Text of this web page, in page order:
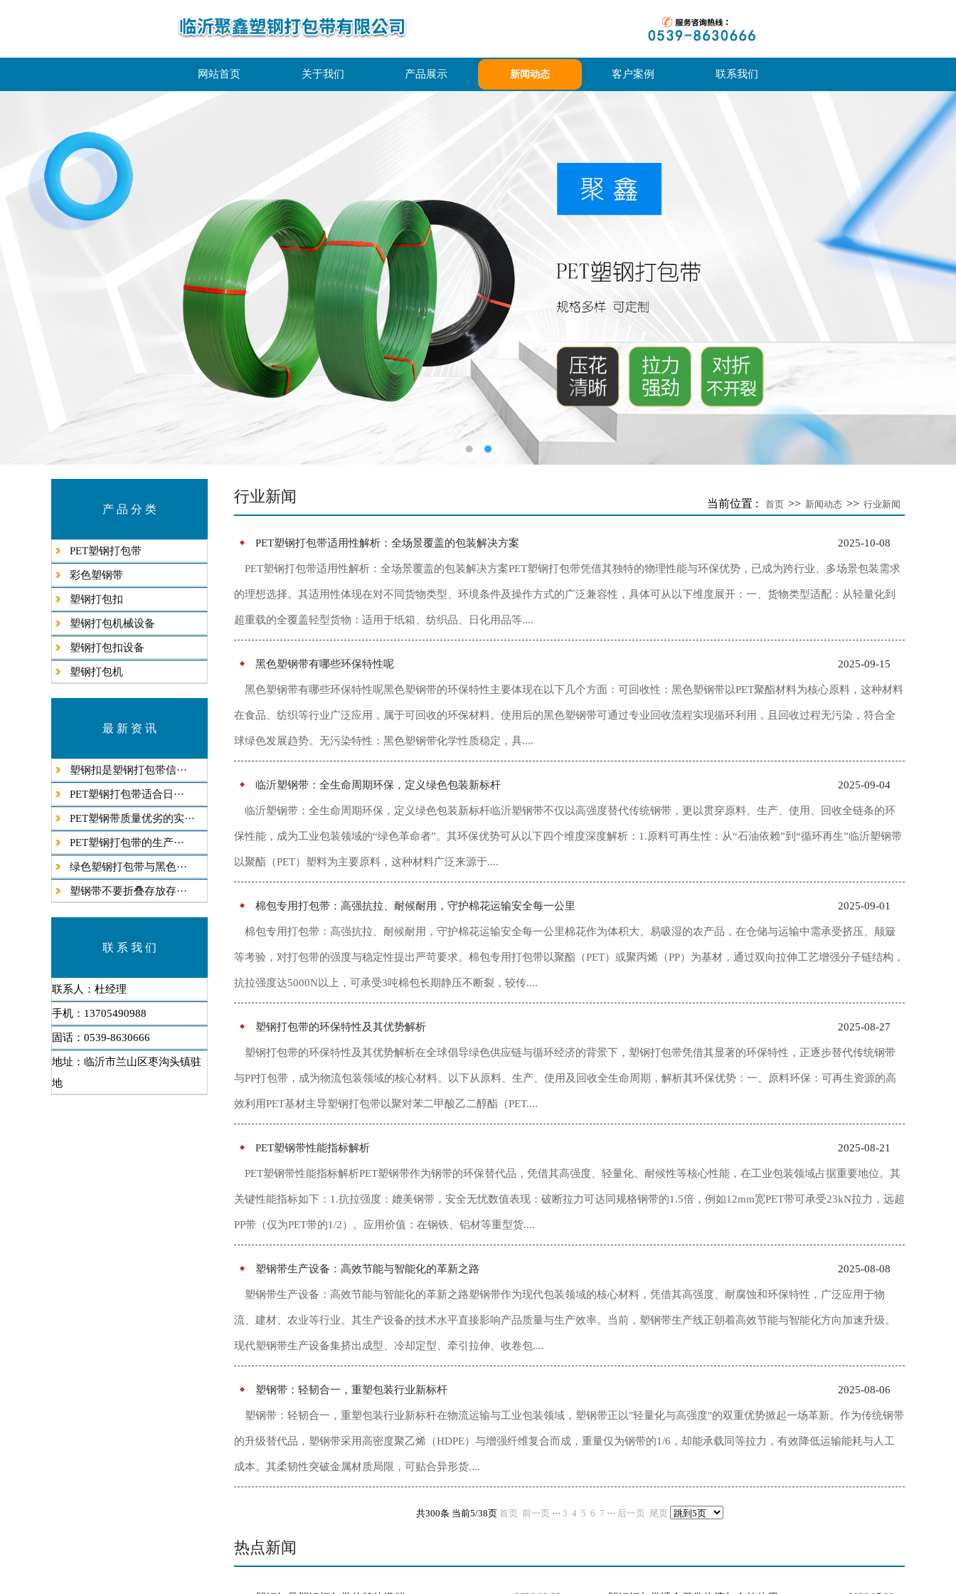
网站首页 关于我们 产品展示 新闻动态 客户案例 联系我们
产 品 分 类
PET塑钢打包带
彩色塑钢带
塑钢打包扣
塑钢打包机械设备
塑钢打包扣设备
塑钢打包机
最 新 资 讯
塑钢扣是塑钢打包带信···
​PET塑钢打包带适合日···
PET塑钢带质量优劣的实···
​PET塑钢打包带的生产···
绿色塑钢打包带与黑色···
塑钢带不要折叠存放存···
联 系 我 们
联系人：杜经理
手机：13705490988
固话：0539-8630666
地址：临沂市兰山区枣沟头镇驻
地
行业新闻 当前位置 : 首页 >> 新闻动态 >> 行业新闻
PET塑钢打包带适用性解析：全场景覆盖的包装解决方案 2025-10-08
PET塑钢打包带适用性解析：全场景覆盖的包装解决方案PET塑钢打包带凭借其独特的物理性能与环保优势，已成为跨行业、多场景包装需求
的理想选择。其适用性体现在对不同货物类型、环境条件及操作方式的广泛兼容性，具体可从以下维度展开：一、货物类型适配：从轻量化到
超重载的全覆盖轻型货物：适用于纸箱、纺织品、日化用品等....
黑色塑钢带有哪些环保特性呢 2025-09-15
黑色塑钢带有哪些环保特性呢黑色塑钢带的环保特性主要体现在以下几个方面：可回收性：黑色塑钢带以PET聚酯材料为核心原料，这种材料
在食品、纺织等行业广泛应用，属于可回收的环保材料。使用后的黑色塑钢带可通过专业回收流程实现循环利用，且回收过程无污染，符合全
球绿色发展趋势。无污染特性：黑色塑钢带化学性质稳定，具....
临沂塑钢带：全生命周期环保，定义绿色包装新标杆 2025-09-04
临沂塑钢带：全生命周期环保，定义绿色包装新标杆临沂塑钢带不仅以高强度替代传统钢带，更以贯穿原料、生产、使用、回收全链条的环
保性能，成为工业包装领域的“绿色革命者”。其环保优势可从以下四个维度深度解析：1.原料可再生性：从“石油依赖”到“循环再生”临沂塑钢带
以聚酯（PET）塑料为主要原料，这种材料广泛来源于....
棉包专用打包带：高强抗拉、耐候耐用，守护棉花运输安全每一公里 2025-09-01
棉包专用打包带：高强抗拉、耐候耐用，守护棉花运输安全每一公里棉花作为体积大、易吸湿的农产品，在仓储与运输中需承受挤压、颠簸
等考验，对打包带的强度与稳定性提出严苛要求。棉包专用打包带以聚酯（PET）或聚丙烯（PP）为基材，通过双向拉伸工艺增强分子链结构，
抗拉强度达5000N以上，可承受3吨棉包长期静压不断裂，较传....
塑钢打包带的环保特性及其优势解析 2025-08-27
塑钢打包带的环保特性及其优势解析在全球倡导绿色供应链与循环经济的背景下，塑钢打包带凭借其显著的环保特性，正逐步替代传统钢带
与PP打包带，成为物流包装领域的核心材料。以下从原料、生产、使用及回收全生命周期，解析其环保优势：一、原料环保：可再生资源的高
效利用PET基材主导塑钢打包带以聚对苯二甲酸乙二醇酯（PET....
PET塑钢带性能指标解析 2025-08-21
PET塑钢带性能指标解析PET塑钢带作为钢带的环保替代品，凭借其高强度、轻量化、耐候性等核心性能，在工业包装领域占据重要地位。其
关键性能指标如下：1.抗拉强度：媲美钢带，安全无忧数值表现：破断拉力可达同规格钢带的1.5倍，例如12mm宽PET带可承受23kN拉力，远超
PP带（仅为PET带的1/2）。应用价值：在钢铁、铝材等重型货....
塑钢带生产设备：高效节能与智能化的革新之路 2025-08-08
塑钢带生产设备：高效节能与智能化的革新之路塑钢带作为现代包装领域的核心材料，凭借其高强度、耐腐蚀和环保特性，广泛应用于物
流、建材、农业等行业。其生产设备的技术水平直接影响产品质量与生产效率。当前，塑钢带生产线正朝着高效节能与智能化方向加速升级。
现代塑钢带生产设备集挤出成型、冷却定型、牵引拉伸、收卷包....
塑钢带：轻韧合一，重塑包装行业新标杆 2025-08-06
塑钢带：轻韧合一，重塑包装行业新标杆在物流运输与工业包装领域，塑钢带正以"轻量化与高强度"的双重优势掀起一场革新。作为传统钢带
的升级替代品，塑钢带采用高密度聚乙烯（HDPE）与增强纤维复合而成，重量仅为钢带的1/6，却能承载同等拉力，有效降低运输能耗与人工
成本。其柔韧性突破金属材质局限，可贴合异形货....
共300条 当前5/38页 首页 前一页 ··· 3 4 5 6 7 ··· 后一页 尾页
热点新闻